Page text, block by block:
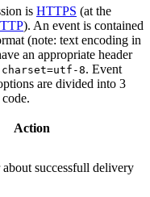
is HTTPS (at the
). An event is contained
(note: text encoding in
an appropriate header
8. Event
are divided into 3
Action
successfull delivery